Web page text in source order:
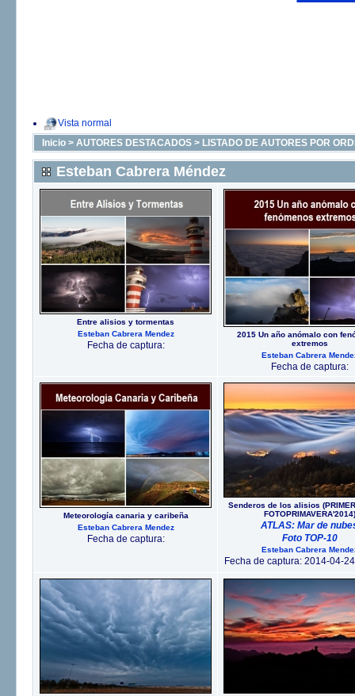
Vista normal
Inicio > AUTORES DESTACADOS > LISTADO DE AUTORES POR
Esteban Cabrera Méndez
Entre alisios y tormentas
Esteban Cabrera Mendez
Fecha de captura:
2015 Un año anómalo con
extremos
Esteban Cabrera
Fecha de captura:
Meteorología canaria y caribeña
Esteban Cabrera Mendez
Fecha de captura:
Senderos de los alisios
FOTOPRIMAVERA'2014)
ATLAS: Mar de
Foto TOP-10
Esteban Cabrera
Fecha de captura: 2014-04-